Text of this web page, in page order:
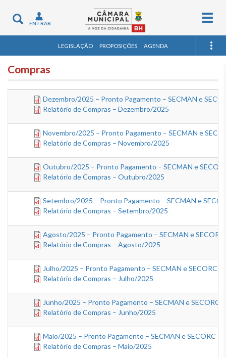
Toggle
navigation
ENTRAR
LEGISLAÇÃO PROPOSIÇÕES AGENDA
Compras
Dezembro/2025 – Pronto Pagamento – SECMAN e
Relatório de Compras – Dezembro/2025
Novembro/2025 – Pronto Pagamento – SECMAN e
Relatório de Compras – Novembro/2025
Outubro/2025 – Pronto Pagamento – SECMAN e
Relatório de Compras – Outubro/2025
Setembro/2025 – Pronto Pagamento – SECMAN e
Relatório de Compras – Setembro/2025
Agosto/2025 – Pronto Pagamento – SECMAN e
Relatório de Compras – Agosto/2025
Julho/2025 – Pronto Pagamento – SECMAN e SECORC
Relatório de Compras – Julho/2025
Junho/2025 – Pronto Pagamento – SECMAN e SECORC
Relatório de Compras – Junho/2025
Maio/2025 – Pronto Pagamento – SECMAN e SECORC –
Relatório de Compras – Maio/2025